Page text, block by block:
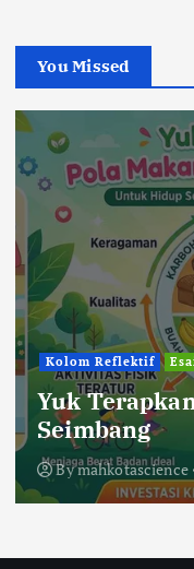
You Missed
Kolom Reflektif
Yuk
Seimbang
Bymahkotascience